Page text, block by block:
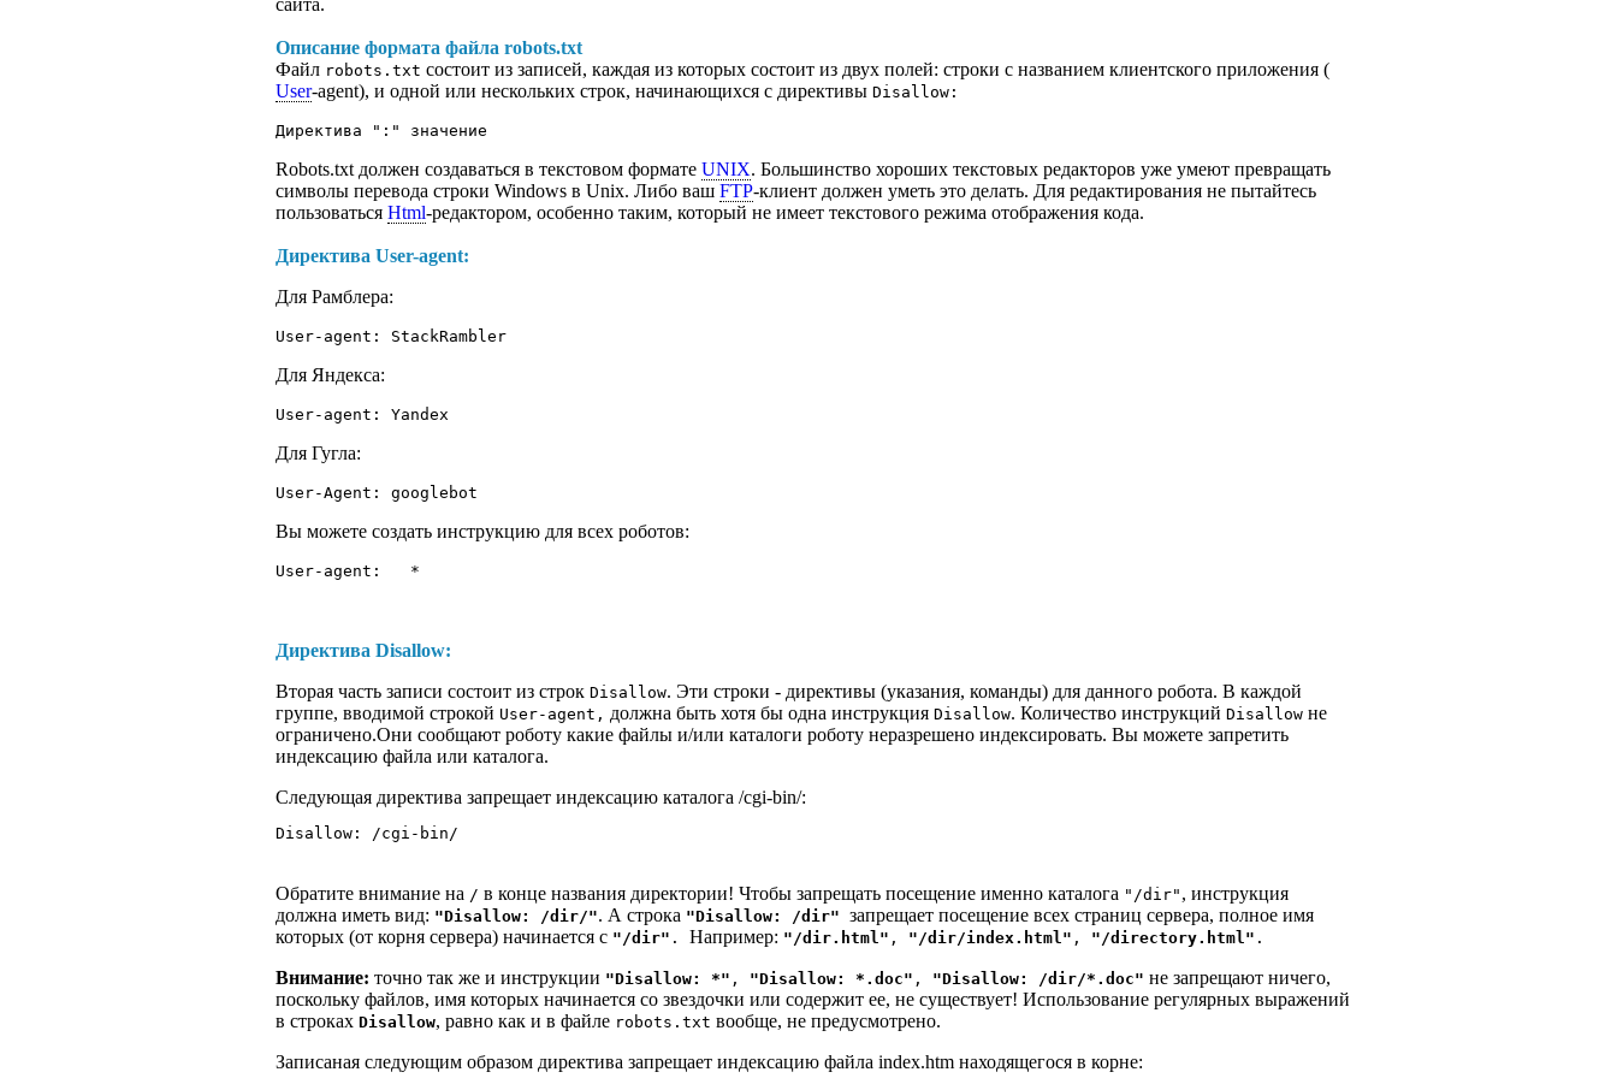
сайта.
Описание формата файла robots.txt
Файл robots.txt состоит из записей, каждая из которых состоит из двух полей: строки с названием клиентского приложения (
User-agent), и одной или нескольких строк, начинающихся с директивы Disallow:
Директива ":" значение
Robots.txt должен создаваться в текстовом формате UNIX. Большинство хороших текстовых редакторов уже умеют превращать
символы перевода строки Windows в Unix. Либо ваш FTP-клиент должен уметь это делать. Для редактирования не пытайтесь
пользоваться Html-редактором, особенно таким, который не имеет текстового режима отображения кода.
Директива User-agent:
Для Рамблера:
User-agent: StackRambler
Для Яндекса:
User-agent: Yandex
Для Гугла:
User-Agent: googlebot
Вы можете создать инструкцию для всех роботов:
Директива Disallow:
Вторая часть записи состоит из строк Disallow. Эти строки - директивы (указания, команды) для данного робота. В каждой
группе, вводимой строкой User-agent, должна быть хотя бы одна инструкция Disallow. Количество инструкций Disallow не
ограничено.Они сообщают роботу какие файлы и/или каталоги роботу неразрешено индексировать. Вы можете запретить
индексацию файла или каталога.
Следующая директива запрещает индексацию каталога /cgi-bin/:
Disallow: /cgi-bin/
Обратите внимание на / в конце названия директории! Чтобы запрещать посещение именно каталога "/dir" , инструкция
должна иметь вид: "Disallow: /dir/". А строка "Disallow: /dir" запрещает посещение всех страниц сервера, полное имя
которых (от корня сервера) начинается с "/dir" . Например: "/dir.html" , "/dir/index.html" , "/directory.html" .
Внимание: точно так же и инструкции "Disallow: *" , "Disallow: *.doc" , "Disallow: /dir/*.doc" не запрещают ничего,
поскольку файлов, имя которых начинается со звездочки или содержит ее, не существует! Использование регулярных выражений
в строках Disallow, равно как и в файле robots.txt вообще, не предусмотрено.
Записаная следующим образом директива запрещает индексацию файла index.htm находящегося в корне: